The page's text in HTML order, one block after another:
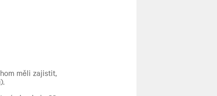
měli zajistit,